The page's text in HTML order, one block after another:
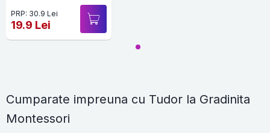
PRP: 30.9 Lei
19.9 Lei
Cumparate impreuna cu Tudor la Gradinita
Montessori